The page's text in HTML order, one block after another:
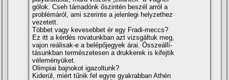
gólok. Cseh támadónk őszintén beszél arról a
problémáról, ami szerinte a jelenlegi helyzethez
vezetett.
Többet vagy kevesebbet ér egy Fradi-meccs?
Ez itt a kérdés rovatunkban azt vizsgáltuk meg,
vajon reálisak-e a belépőjegyek árai. Összeállí­
tásunkban természetesen a drukkerek is kifejtik
véleményüket.
Olimpiai bajnokot igazoltunk?
Kiderül, miért tűnik fel egyre gyakrabban Athén